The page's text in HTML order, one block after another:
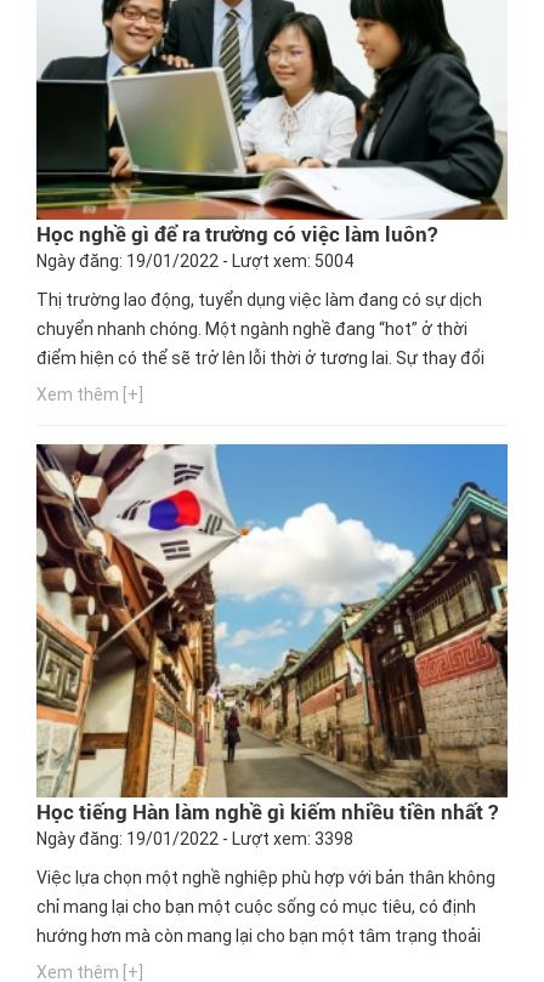
Học nghề gì để ra trường có việc làm luôn?
Ngày đăng: 19/01/2022 - Lượt xem: 5004
Thị trường lao động, tuyển dụng việc làm đang có sự dịch
chuyển nhanh chóng. Một ngành nghề đang “hot” ở thời
điểm hiện có thể sẽ trở lên lỗi thời ở tương lai. Sự thay đổi
này khiến nhiều bạn trẻ, đặc biệt là các em học sinh THPT
với sở thích, điều kiện kinh tế gia đình và...
Xem thêm [+]
Học tiếng Hàn làm nghề gì kiếm nhiều tiền nhất ?
Ngày đăng: 19/01/2022 - Lượt xem: 3398
Việc lựa chọn một nghề nghiệp phù hợp với bản thân không
chỉ mang lại cho bạn một cuộc sống có mục tiêu, có định
hướng hơn mà còn mang lại cho bạn một tâm trạng thoải
mái, vui tươi khi làm bất kì công việc nào trong lĩnh vực mà
Xem thêm [+]